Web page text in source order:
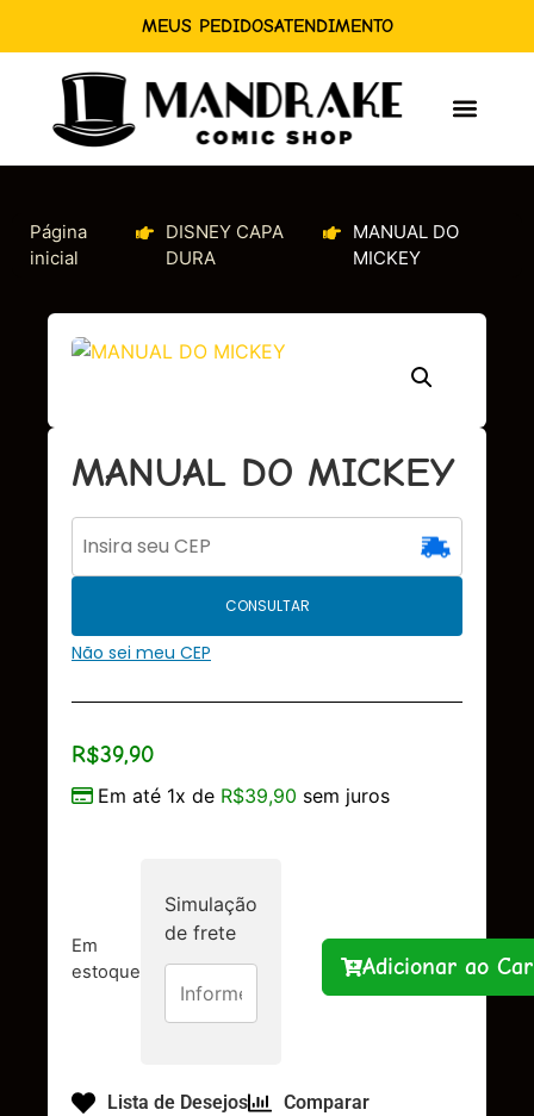
MEUS PEDIDOSATENDIMENTO
Página
inicial
DISNEY CAPA
DURA
MANUAL DO
MICKEY
MANUAL DO MICKEY
CONSULTAR
Não sei meu CEP
R$39,90
Em até 1x de R$39,90 sem juros
Em
estoque
Simulação
de frete
Adicionar ao
Lista de Desejos Comparar